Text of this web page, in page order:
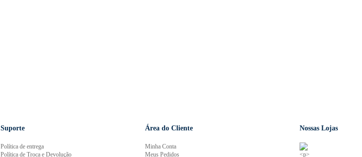
Suporte
Política de entrega
Política de Troca e Devolução
Área do Cliente
Minha Conta
Meus Pedidos
Nossas Lojas